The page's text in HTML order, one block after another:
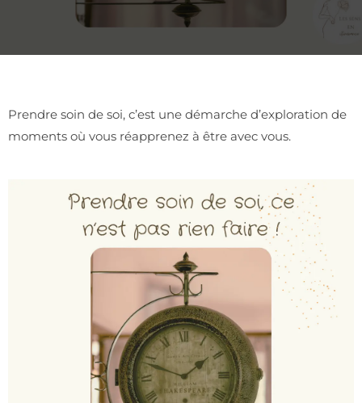
Prendre soin de soi, c’est une démarche d’exploration de
moments où vous réapprenez à être avec vous.